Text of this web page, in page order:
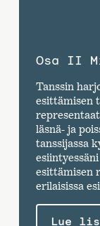
Osa II
Tanssin
esittämisen
läsnä- ja
tanssijassa
esittämisen
erilaisissa
Lue